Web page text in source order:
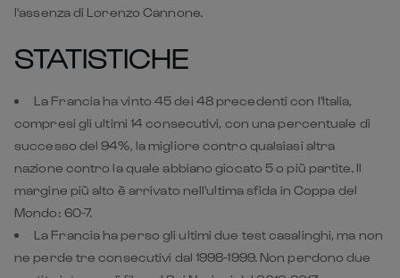
La Francia ha vinto 45 dei 48 precedenti con l'Italia,
successo del 94%, la migliore contro qualsiasi altra
margine più alto è arrivato nell'ultima sfida in Coppa del
Mondo: 60-7.
La Francia ha perso gli ultimi due test casalinghi, ma non
ne perde tre consecutivi dal 1998-1999. Non perdono due
partite interne di fila nel Sei Nazioni dal 2012-2013.
L'Italia ha mosso palla almeno 10 metri oltre la ruck
precedente nel 52% dei passaggi, percentuale più alta tra
tutte le squadre del torneo, mentre la Francia ha attaccato